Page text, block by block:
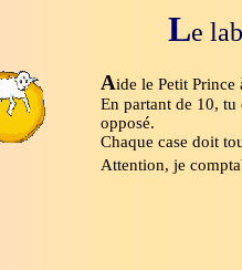
Le
Aide le Petit Prince
En partant de 10, tu
opposé.
Chaque case doit
Attention, je